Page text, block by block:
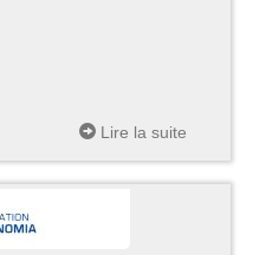
Lire la suite